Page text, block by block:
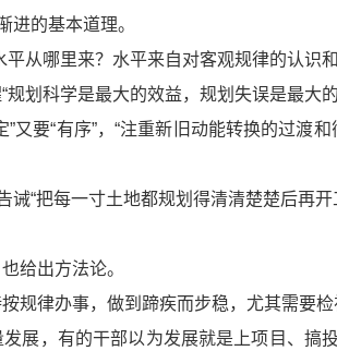
进的基本道理。
从哪里来？水平来自对客观规律的认识
划科学是最大的效益，规划失误是最大
又要“有序”，“注重新旧动能转换的过渡
诫“把每一寸土地都规划得清清楚楚后再开
给出方法论。
规律办事，做到蹄疾而步稳，尤其需要检
展，有的干部以为发展就是上项目、